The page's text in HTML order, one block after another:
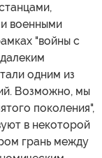
военными
"войны с
одним из
Возможно, мы
поколения",
в некоторой
грань между